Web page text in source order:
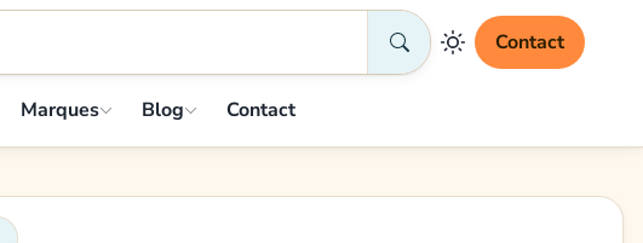
Contact
Marques Blog Contact